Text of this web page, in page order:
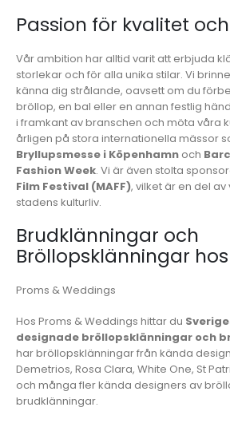
Passion för kvalitet
Vår ambition har alltid varit att erbjuda
storlekar och för alla unika stilar. Vi
känna dig strålande, oavsett om du
bröllop, en bal eller en annan festlig
i framkant av branschen och möta våra
årligen på stora internationella mässor
Bryllupsmesse i Köpenhamn och
Fashion Week. Vi är även stolta
Film Festival (MAFF), vilket är en del
stadens kulturliv.
Brudklänningar och
Bröllopsklänningar hos
Proms & Weddings
Hos Proms & Weddings hittar du
designade bröllopsklänningar och
har bröllopsklänningar från kända
Demetrios, Rosa Clara, White One, St
och många fler kända designers av
brudklänningar.